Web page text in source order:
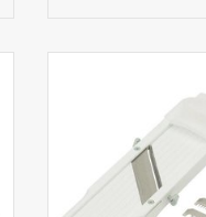
TOEVOEGEN AAN